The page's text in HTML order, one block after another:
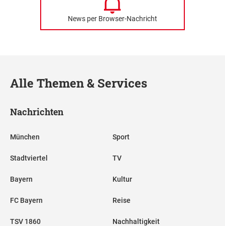
News per Browser-Nachricht
Alle Themen & Services
Nachrichten
München
Stadtviertel
Bayern
FC Bayern
TSV 1860
Sport
TV
Kultur
Reise
Nachhaltigkeit